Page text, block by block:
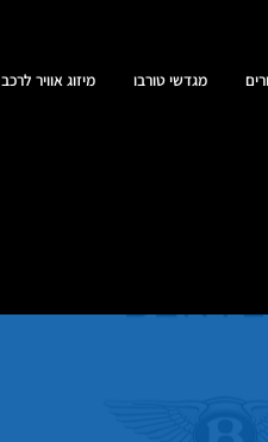
מגדשי טורבו מיזוג אוויר לרכב